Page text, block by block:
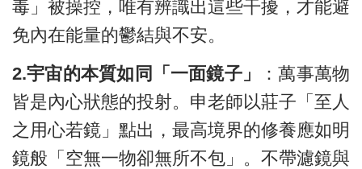
毒」被操控，唯有辨識出這些干擾，才能避
免內在能量的鬱結與不安。
2.宇宙的本質如同「一面鏡子」
：萬事萬物
皆是內心狀態的投射。申老師以莊子「至人
之用心若鏡」點出，最高境界的修養應如明
鏡般「空無一物卻無所不包」。不帶濾鏡與